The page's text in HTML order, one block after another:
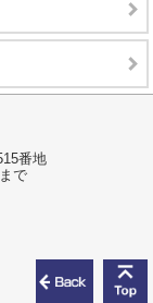
前の
番地
で